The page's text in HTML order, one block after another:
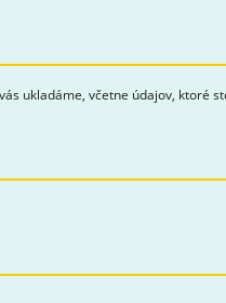
ukladáme, včetne údajov, ktoré